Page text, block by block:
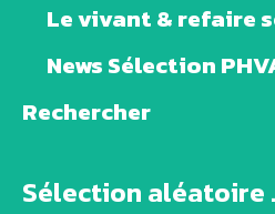
Le vivant & refaire
News Sélection
Rechercher
Sélection aléatoire